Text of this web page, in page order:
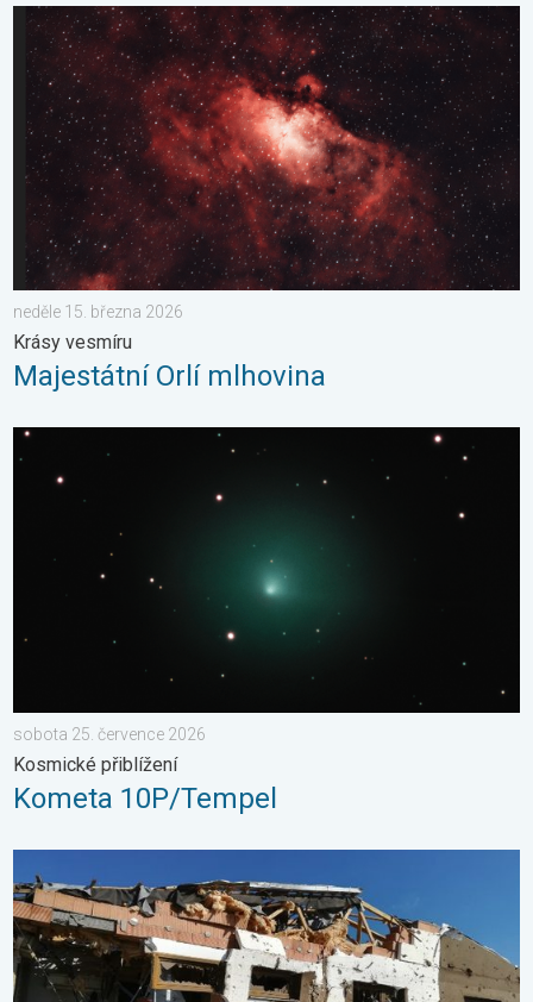
Majestátní Orlí mlhovina. Krásy vesmíru. . . neděle 15. března
neděle 15. března 2026
Krásy vesmíru
Majestátní Orlí mlhovina
Kometa 10P/Tempel. Kosmické přiblížení. . . sobota 25.
sobota 25. července 2026
Kosmické přiblížení
Kometa 10P/Tempel